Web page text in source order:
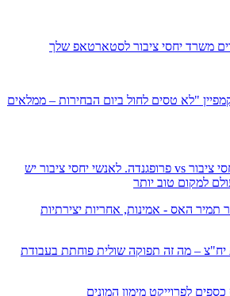
משרד יחסי ציבור לסטארטאפ שלך
"לא טסים לחול ביום הבחירות – ממלאים
יום השואה הבין לאומי: יחסי ציבור vs פרופגנדה. לאנשי יחסי ציבור יש
למקום טוב יותר
יח"צ – מה זה תפוקה שולית פוחתת בעבודת